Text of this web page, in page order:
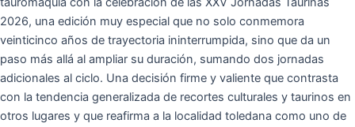
2026, una edición muy especial que no solo conmemora
veinticinco años de trayectoria ininterrumpida, sino que da un
paso más allá al ampliar su duración, sumando dos jornadas
adicionales al ciclo. Una decisión firme y valiente que contrasta
con la tendencia generalizada de recortes culturales y taurinos en
otros lugares y que reafirma a la localidad toledana como uno de